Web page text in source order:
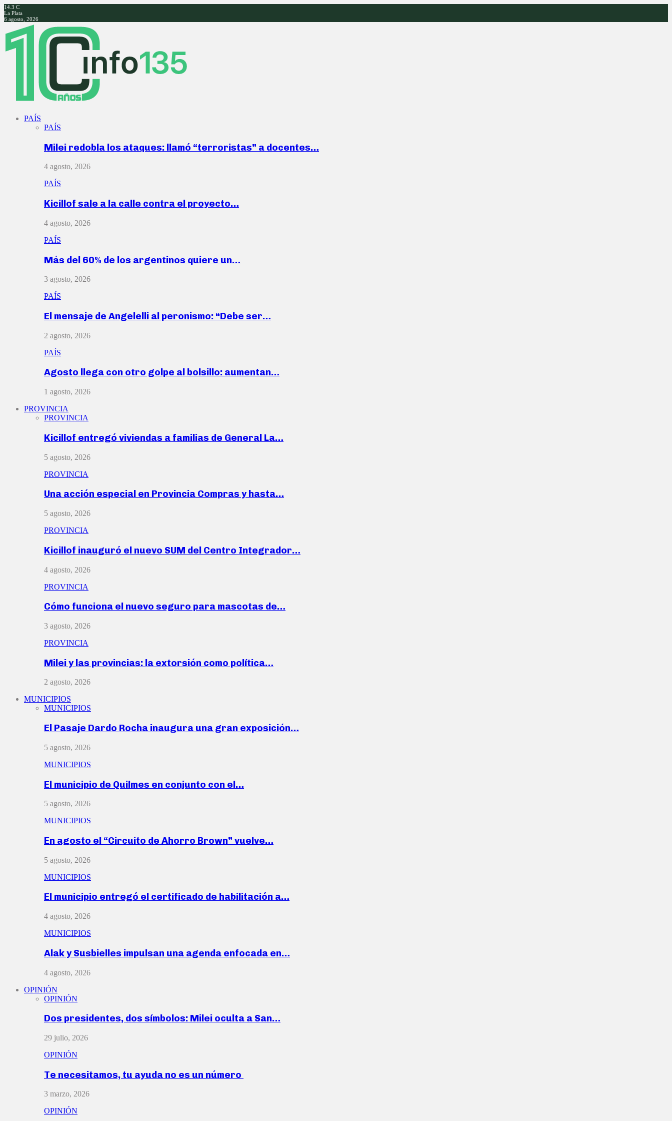
14.3 C
La Plata
6 agosto, 2026
Facebook
Twitter
Instagram
Youtube
PAÍS
PAÍS
Milei redobla los ataques: llamó “terroristas” a docentes…
4 agosto, 2026
PAÍS
Kicillof sale a la calle contra el proyecto…
4 agosto, 2026
PAÍS
Más del 60% de los argentinos quiere un…
3 agosto, 2026
PAÍS
El mensaje de Angelelli al peronismo: “Debe ser…
2 agosto, 2026
PAÍS
Agosto llega con otro golpe al bolsillo: aumentan…
1 agosto, 2026
PROVINCIA
PROVINCIA
Kicillof entregó viviendas a familias de General La…
5 agosto, 2026
PROVINCIA
Una acción especial en Provincia Compras y hasta…
5 agosto, 2026
PROVINCIA
Kicillof inauguró el nuevo SUM del Centro Integrador…
4 agosto, 2026
PROVINCIA
Cómo funciona el nuevo seguro para mascotas de…
3 agosto, 2026
PROVINCIA
Milei y las provincias: la extorsión como política…
2 agosto, 2026
MUNICIPIOS
MUNICIPIOS
El Pasaje Dardo Rocha inaugura una gran exposición…
5 agosto, 2026
MUNICIPIOS
El municipio de Quilmes en conjunto con el…
5 agosto, 2026
MUNICIPIOS
En agosto el “Circuito de Ahorro Brown” vuelve…
5 agosto, 2026
MUNICIPIOS
El municipio entregó el certificado de habilitación a…
4 agosto, 2026
MUNICIPIOS
Alak y Susbielles impulsan una agenda enfocada en…
4 agosto, 2026
OPINIÓN
OPINIÓN
Dos presidentes, dos símbolos: Milei oculta a San…
29 julio, 2026
OPINIÓN
Te necesitamos, tu ayuda no es un número
3 marzo, 2026
OPINIÓN